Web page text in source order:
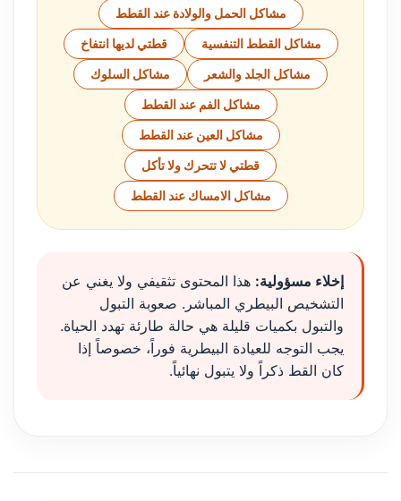
مشاكل الحمل والولادة عند القطط
مشاكل القطط التنفسية قطتي لديها انتفاخ
مشاكل الجلد والشعر مشاكل السلوك
مشاكل الفم عند القطط
مشاكل العين عند القطط
قطتي لا تتحرك ولا تأكل
مشاكل الامساك عند القطط
إخلاء مسؤولية: هذا المحتوى تثقيفي ولا يغني عن
التشخيص البيطري المباشر. صعوبة التبول
والتبول بكميات قليلة هي حالة طارئة تهدد الحياة.
يجب التوجه للعيادة البيطرية فوراً، خصوصاً إذا
كان القط ذكراً ولا يتبول نهائياً.